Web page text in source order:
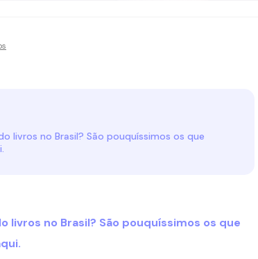
livros no Brasil? São pouquíssimos os que
livros no Brasil? São pouquíssimos os que